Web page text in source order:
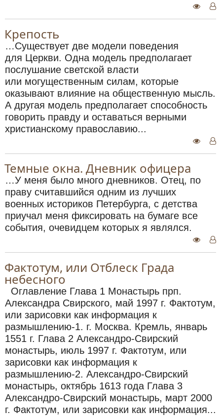
Крепость
…Существует две модели поведения
для Церкви. Одна модель предполагает
послушание светской власти
или могущественным силам, которые
оказывают влияние на общественную мысль.
А другая модель предполагает способность
говорить правду и оставаться верными
христианскому православию...
Темные окна. Дневник офицера
…У меня было много дневников. Отец, по
праву считавшийся одним из лучших
военных историков Петербурга, с детства
приучал меня фиксировать на бумаге все
события, очевидцем которых я являлся.
Фактотум, или Отблеск Града
небесного
Оглавление Глава 1 Монастырь прп.
Александра Свирского, май 1997 г. Фактотум,
или зарисовки как информация к
размышлению-1. г. Москва. Кремль, январь
1551 г. Глава 2 Александро-Свирский
монастырь, июль 1997 г. Фактотум, или
зарисовки как информация к
размышлению-2. Александро-Свирский
монастырь, октябрь 1613 года Глава 3
Александро-Свирский монастырь, март 2000
г. Фактотум, или зарисовки как информация...